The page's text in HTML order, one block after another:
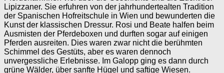
Lipizzaner. Sie erfuhren von der jahrhundertealten Tradition
der Spanischen Hofreitschule in Wien und bewunderten die
Kunst der klassischen Dressur. Rosi und Beate halfen beim
Ausmisten der Pferdeboxen und durften sogar auf einigen
Pferden ausreiten. Dies waren zwar nicht die berühmten
Schimmel des Gestüts, aber es waren dennoch
unvergessliche Erlebnisse. Im Galopp ging es dann durch
grüne Wälder, über sanfte Hügel und saftige Wiesen.